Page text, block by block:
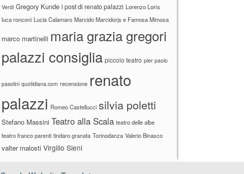
Verdi Gregory Kunde i post di renato palazzi Lorenzo Loris
luca ronconi Lucia Calamaro Marcido Marcidorjs e Famosa Mimosa
marco martinelli maria grazia gregori
palazzi consiglia piccolo teatro pier paolo
pasolini quotidiana.com recensione renato
palazzi Romeo Castellucci silvia poletti
Stefano Massini Teatro alla Scala teatro delle albe
teatro franco parenti tindaro granata Torinodanza Valerio Binasco
valter malosti Virgilio Sieni